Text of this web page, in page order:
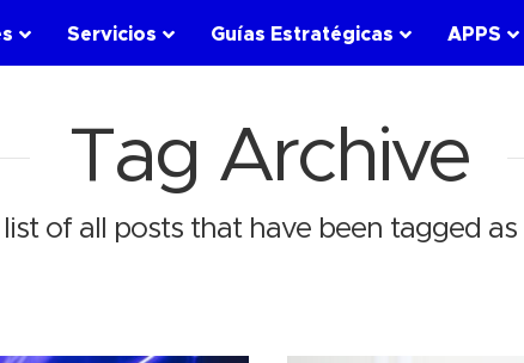
Servicios Guías Estratégicas APPS
Tag Archive
of all posts that have been tagged as